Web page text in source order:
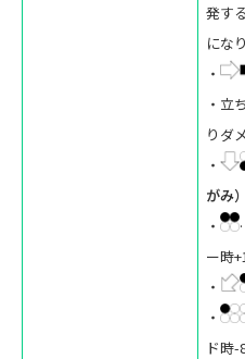
発す
にな
・
・立
りダ
・
がみ）
・
ー時
・
・
ド時-